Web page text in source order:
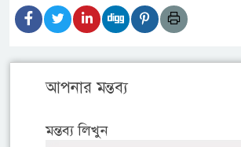
আপনার মন্তব্য
মন্তব্য লিখুন